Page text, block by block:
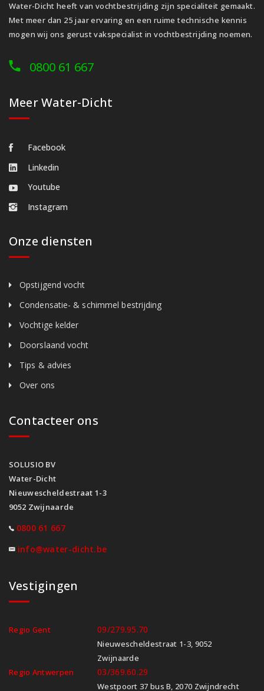
Water-Dicht heeft van vochtbestrijding zijn specialiteit gemaakt.
Met meer dan 25 jaar ervaring en een ruime technische kennis
mogen wij ons gerust vakspecialist in vochtbestrijding noemen.
0800 61 667
Meer Water-Dicht
Facebook
Linkedin
Youtube
Instagram
Onze diensten
Opstijgend vocht
Condensatie- & schimmel bestrijding
Vochtige kelder
Doorslaand vocht
Tips & advies
Over ons
Contacteer ons
SOLUSIO BV
Water-Dicht
Nieuwescheldestraat 1-3
9052 Zwijnaarde
0800 61 667
info@water-dicht.be
Vestigingen
Regio Gent 09/279.95.70
Nieuwescheldestraat 1-3, 9052
Zwijnaarde
Regio Antwerpen
03/369.60.29
Westpoort 37 bus B, 2070 Zwijndrecht